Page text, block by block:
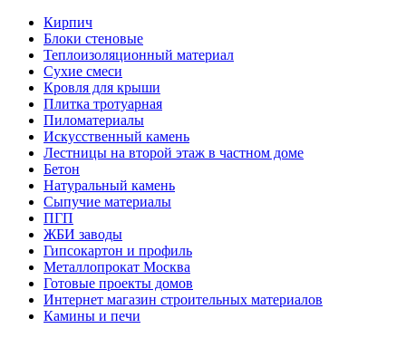
Кирпич
Блоки стеновые
Теплоизоляционный материал
Сухие смеси
Кровля для крыши
Плитка тротуарная
Пиломатериалы
Искусственный камень
Лестницы на второй этаж в частном доме
Бетон
Натуральный камень
Сыпучие материалы
ПГП
ЖБИ заводы
Гипсокартон и профиль
Металлопрокат Москва
Готовые проекты домов
Интернет магазин строительных материалов
Камины и печи